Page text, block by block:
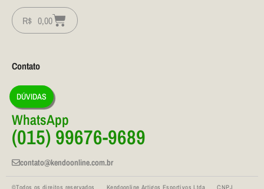
R$ 0,00
Contato
DÚVIDAS
WhatsApp
(015) 99676-9689
contato@kendoonline.com.br
©Todos os direitos reservados Kendoonline Artigos Esportivos Ltda CNPJ